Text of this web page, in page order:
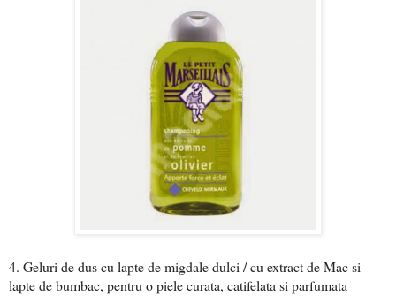
4. Geluri de dus cu lapte de migdale dulci / cu extract de Mac si
lapte de bumbac, pentru o piele curata, catifelata si parfumata